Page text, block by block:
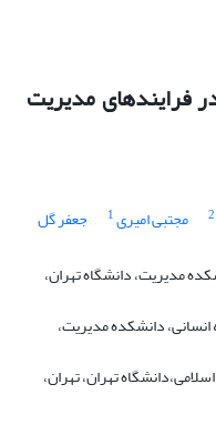
فرایندهای مدیریت
2 مجتبی امیری1 جعفر گل
مدیریت، دانشگاه تهران،
دانشکده مدیریت،
تهران، تهران،